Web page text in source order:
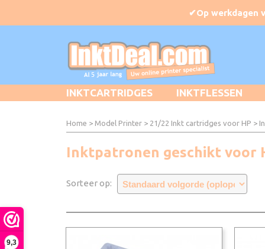
9,3
INKTCARTRIDGES INKTFLESSEN
Home > Model Printer > 21/22 Inkt cartridges voor HP >
Inktpatronen geschikt voor
Sorteer op: